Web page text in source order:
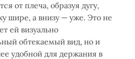
от плеча, образуя дугу,
шире, а внизу — уже. Это не
ей визуально
обтекаемый вид, но и
удобной для держания в